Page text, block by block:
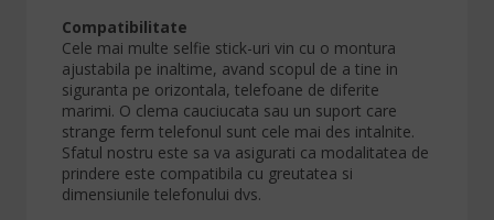
Compatibilitate
Cele mai multe selfie stick-uri vin cu o montura
ajustabila pe inaltime, avand scopul de a tine in
siguranta pe orizontala, telefoane de diferite
marimi. O clema cauciucata sau un suport care
strange ferm telefonul sunt cele mai des intalnite.
Sfatul nostru este sa va asigurati ca modalitatea de
prindere este compatibila cu greutatea si
dimensiunile telefonului dvs.